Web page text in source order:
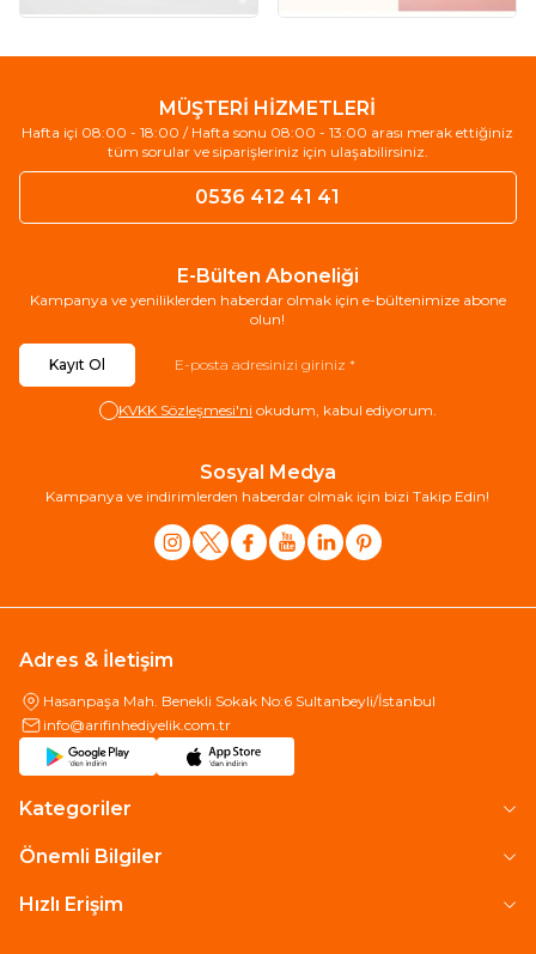
MÜŞTERİ HİZMETLERİ
Hafta içi 08:00 - 18:00 / Hafta sonu 08:00 - 13:00 arası merak ettiğiniz
tüm sorular ve siparişleriniz için ulaşabilirsiniz.
0536 412 41 41
E-Bülten Aboneliği
Kampanya ve yeniliklerden haberdar olmak için e-bültenimize abone
olun!
Kayıt Ol
KVKK Sözleşmesi'ni okudum, kabul ediyorum.
Sosyal Medya
Kampanya ve indirimlerden haberdar olmak için bizi Takip Edin!
Adres & İletişim
Hasanpaşa Mah. Benekli Sokak No:6 Sultanbeyli/İstanbul
info@arifinhediyelik.com.tr
Kategoriler
Önemli Bilgiler
Hızlı Erişim